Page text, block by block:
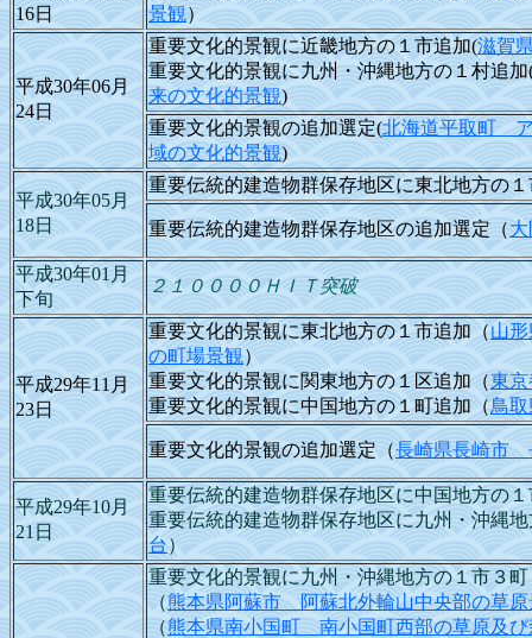
16日
景観）
平成30年06月
24日
重要文化的景観に近畿地方の１市追加(滋賀
重要文化的景観に九州・沖縄地方の１村追加
来の文化的景観)
重要文化的景観の追加選定(北海道平取町 ア
域の文化的景観)
平成30年05月
18日
重要伝統的建造物群保存地区に東北地方の
重要伝統的建造物群保存地区の追加選定（
平成30年01月
下旬
２１００００ＨＩＴ突破
平成29年11月
23日
重要文化的景観に東北地方の１市追加（山
の町場景観）
重要文化的景観に関東地方の１区追加（東
重要文化的景観に中国地方の１町追加（鳥
重要文化的景観の追加選定（長崎県長崎市
平成29年10月
21日
重要伝統的建造物群保存地区に中国地方の
重要伝統的建造物群保存地区に九州・沖縄
台）
重要文化的景観に九州・沖縄地方の１市３
（熊本県阿蘇市 阿蘇北外輪山中央部の草原
（熊本県南小国町 南小国町西部の草原及び